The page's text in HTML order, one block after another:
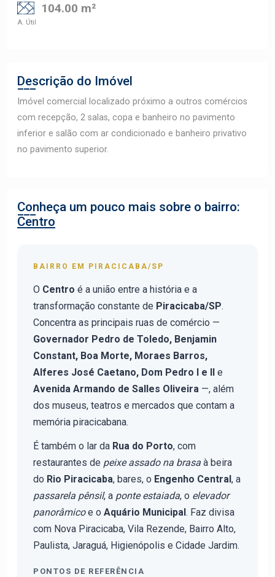
104.00 m²
A. Útil
Descrição do Imóvel
Imóvel comercial localizado próximo a outros comércios
com recepção, 2 salas, copa e banheiro no pavimento
inferior e salão com ar condicionado e banheiro privativo
no pavimento superior.
Conheça um pouco mais sobre o bairro:
Centro
BAIRRO EM PIRACICABA/SP
O Centro é a união entre a história e a
transformação constante de Piracicaba/SP.
Concentra as principais ruas de comércio —
Governador Pedro de Toledo, Benjamin
Constant, Boa Morte, Moraes Barros,
Alferes José Caetano, Dom Pedro I e II
e
Avenida Armando de Salles Oliveira —, além
dos museus, teatros e mercados que contam a
memória piracicabana.
É também o lar da Rua do Porto, com
restaurantes de peixe assado na brasa à beira
do Rio Piracicaba, bares, o Engenho Central , a
passarela pênsil, a ponte estaiada, o elevador
panorâmicoe o Aquário Municipal . Faz divisa
com Nova Piracicaba, Vila Rezende, Bairro Alto,
Paulista, Jaraguá, Higienópolis e Cidade Jardim.
PONTOS DE REFERÊNCIA